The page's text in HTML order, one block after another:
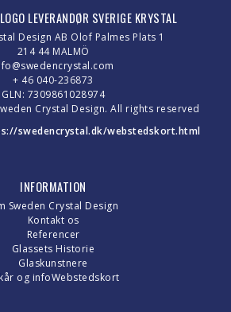
Design AB Olof Palmes Plats 1
214 44 MALMÖ
+ 46 040-236873
GLN: 7309861028974
Crystal Design. All rights reserved
swedencrystal.dk/webstedskort.html
INFORMATION
Sweden Crystal Design
Kontakt os
Referencer
Glassets Historie
Glaskunstnere
og infoWebstedskort